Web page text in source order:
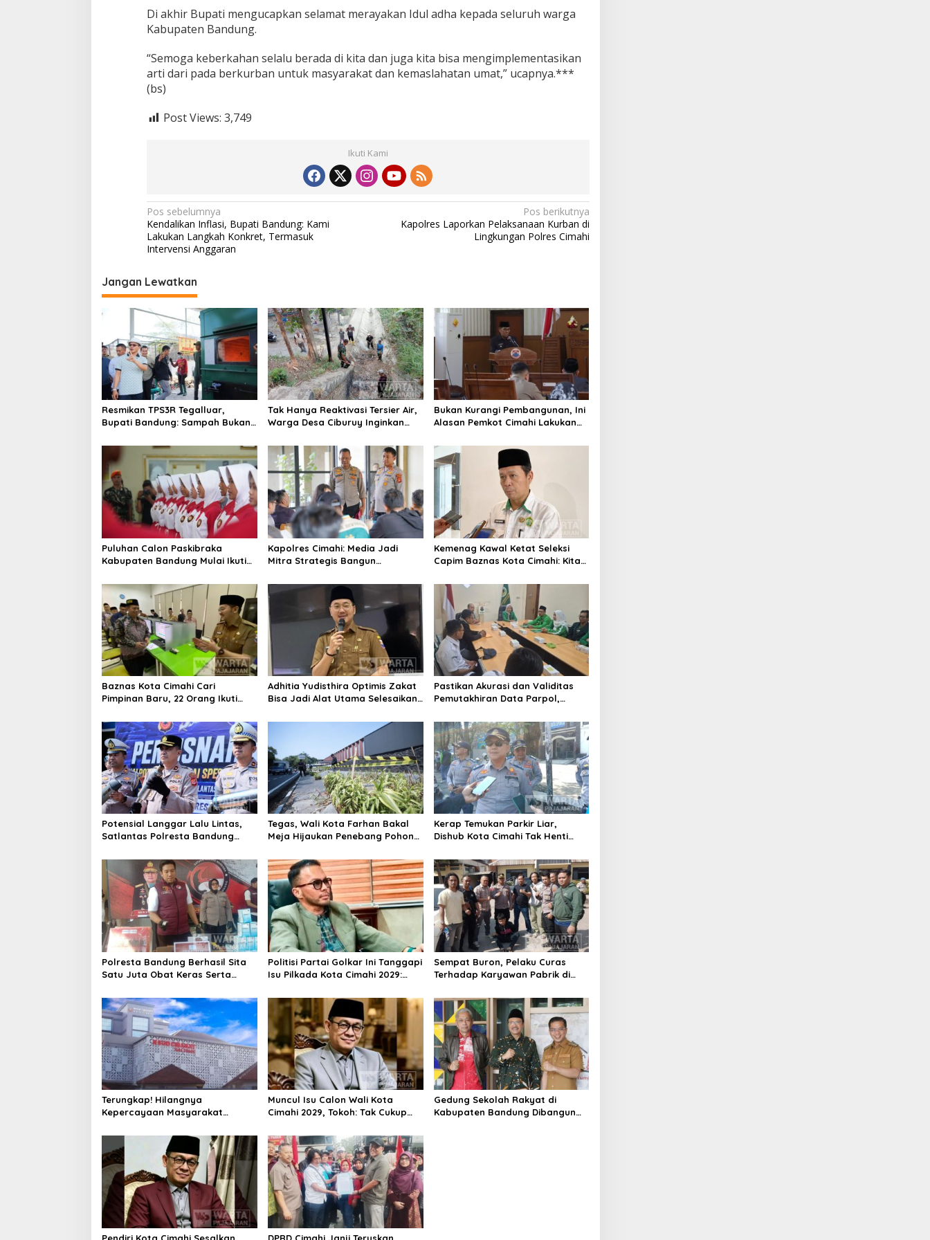
Di akhir Bupati mengucapkan selamat merayakan Idul adha kepada seluruh warga
Kabupaten Bandung.
“Semoga keberkahan selalu berada di kita dan juga kita bisa mengimplementasikan
arti dari pada berkurban untuk masyarakat dan kemaslahatan umat,” ucapnya.***
(bs)
Post Views: 3,749
Ikuti Kami
N
a
v
i
g
a
s
i
p
o
s
Pos sebelumnya
Kendalikan Inflasi, Bupati Bandung: Kami
Lakukan Langkah Konkret, Termasuk
Intervensi Anggaran
Pos berikutnya
Kapolres Laporkan Pelaksanaan Kurban di
Lingkungan Polres Cimahi
Jangan Lewatkan
Resmikan TPS3R Tegalluar,
Bupati Bandung: Sampah Bukan
Tak Hanya Reaktivasi Tersier Air,
Warga Desa Ciburuy Inginkan
Bukan Kurangi Pembangunan, Ini
Alasan Pemkot Cimahi Lakukan
Puluhan Calon Paskibraka
Kabupaten Bandung Mulai Ikuti
Kapolres Cimahi: Media Jadi
Mitra Strategis Bangun
Kemenag Kawal Ketat Seleksi
Capim Baznas Kota Cimahi: Kita
Berintegritas
Baznas Kota Cimahi Cari
Pimpinan Baru, 22 Orang Ikuti
Adhitia Yudisthira Optimis Zakat
Bisa Jadi Alat Utama Selesaikan
Pastikan Akurasi dan Validitas
Pemutakhiran Data Parpol,
Pengawasan
Potensial Langgar Lalu Lintas,
Satlantas Polresta Bandung
Brong
Tegas, Wali Kota Farhan Bakal
Meja Hijaukan Penebang Pohon
Kerap Temukan Parkir Liar,
Dishub Kota Cimahi Tak Henti
Polresta Bandung Berhasil Sita
Satu Juta Obat Keras Serta
Politisi Partai Golkar Ini Tanggapi
Isu Pilkada Kota Cimahi 2029:
Sempat Buron, Pelaku Curas
Terhadap Karyawan Pabrik di
Polisi
Terungkap! Hilangnya
Kepercayaan Masyarakat
Rebranding RSUD Cibabat
Muncul Isu Calon Wali Kota
Cimahi 2029, Tokoh: Tak Cukup
Parpol
Gedung Sekolah Rakyat di
Kabupaten Bandung Dibangun
Pendiri Kota Cimahi Sesalkan DPRD Cimahi Janji Teruskan